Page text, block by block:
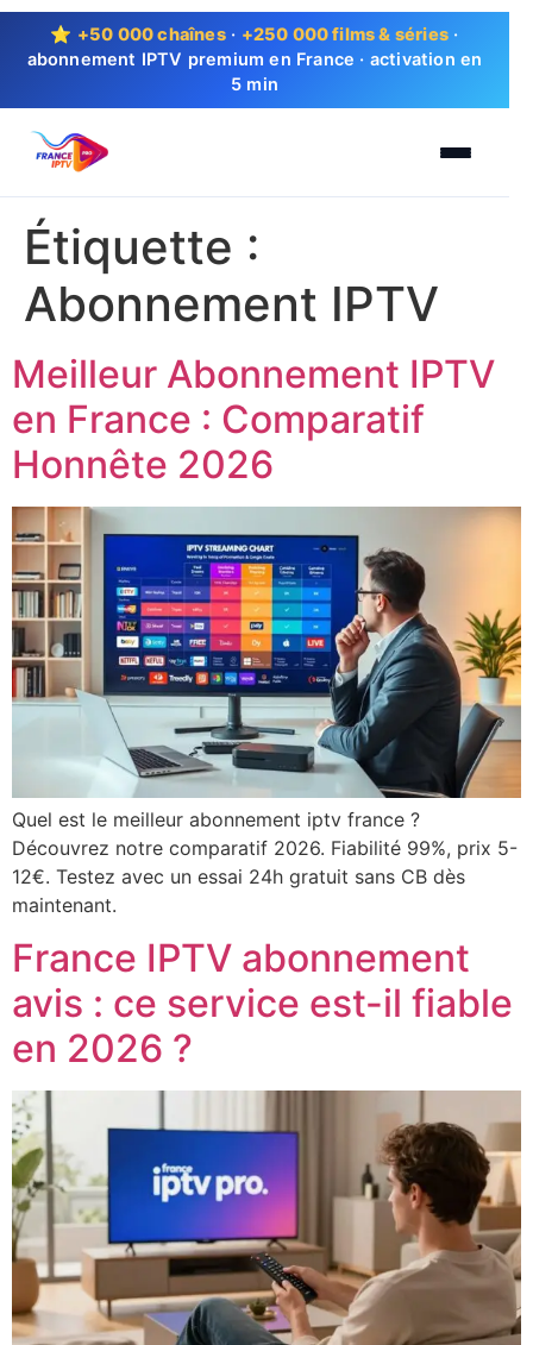
⭐ +50 000 chaînes· +250 000 films & séries ·
abonnement IPTV premium en France · activation en
5 min
Étiquette :
Abonnement IPTV
Meilleur Abonnement IPTV
en France : Comparatif
Honnête 2026
Quel est le meilleur abonnement iptv france ?
Découvrez notre comparatif 2026. Fiabilité 99%, prix 5-
12€. Testez avec un essai 24h gratuit sans CB dès
maintenant.
France IPTV abonnement
avis : ce service est-il fiable
en 2026 ?